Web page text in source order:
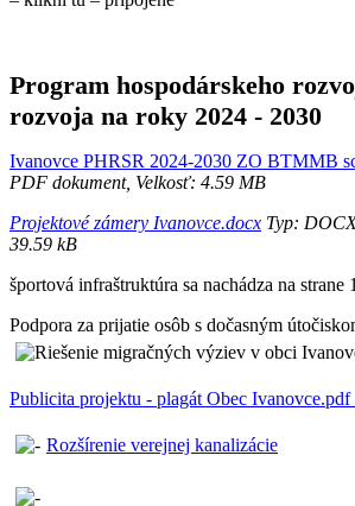
Program hospodárskeho
rozvoja na roky 2024 - 2030
Ivanovce PHRSR 2024-2030 ZO BTMMB
PDF dokument, Velkosť: 4.59 MB
Projektové zámery Ivanovce.docx Typ:
39.59 kB
športová infraštruktúra sa nachádza na strane
Podpora za prijatie osôb s dočasným
Publicita projektu - plagát Obec Ivanovce.pdf
Rozšírenie verejnej kanalizácie